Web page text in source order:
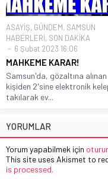
ASAYİŞ, GÜNDEM, SAMSUN
HABERLERİ, SON DAKİKA
6 Şubat 2023 16:06
MAHKEME KARAR!
Samsun'da, gözaltına alınan
kişiden 2'sine elektronik
takılarak ev...
YORUMLAR
Yorum yapabilmek için
This site uses Akismet to
is processed.